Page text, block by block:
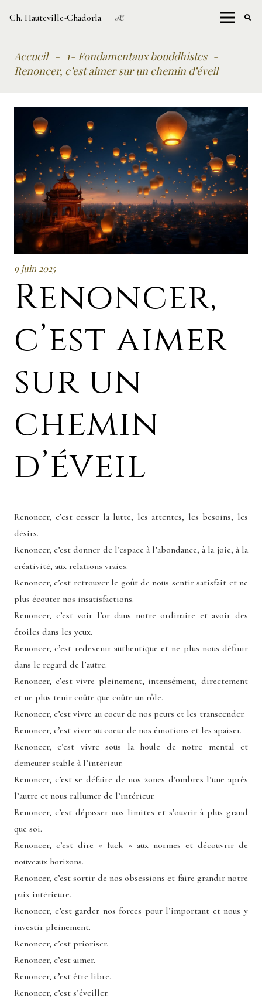
Ch. Hauteville-Chadorla
Accueil - 1- Fondamentaux bouddhistes -
Renoncer, c’est aimer sur un chemin d’éveil
9 juin 2025
Renoncer,
c’est aimer
sur un
chemin
d’éveil
Renoncer, c’est cesser la lutte, les attentes, les besoins, les
désirs.
Renoncer, c’est donner de l’espace à l’abondance, à la joie, à la
créativité, aux relations vraies.
Renoncer, c’est retrouver le goût de nous sentir satisfait et ne
plus écouter nos insatisfactions.
Renoncer, c’est voir l’or dans notre ordinaire et avoir des
étoiles dans les yeux.
Renoncer, c’est redevenir authentique et ne plus nous définir
dans le regard de l’autre.
Renoncer, c’est vivre pleinement, intensément, directement
et ne plus tenir coûte que coûte un rôle.
Renoncer, c’est vivre au coeur de nos peurs et les transcender.
Renoncer, c’est vivre au coeur de nos émotions et les apaiser.
Renoncer, c’est vivre sous la houle de notre mental et
demeurer stable à l’intérieur.
Renoncer, c’est se défaire de nos zones d’ombres l’une après
l’autre et nous rallumer de l’intérieur.
Renoncer, c’est dépasser nos limites et s’ouvrir à plus grand
que soi.
Renoncer, c’est dire « fuck » aux normes et découvrir de
nouveaux horizons.
Renoncer, c’est sortir de nos obsessions et faire grandir notre
paix intérieure.
Renoncer, c’est garder nos forces pour l’important et nous y
investir pleinement.
Renoncer, c’est prioriser.
Renoncer, c’est aimer.
Renoncer, c’est être libre.
Renoncer, c’est s’éveiller.